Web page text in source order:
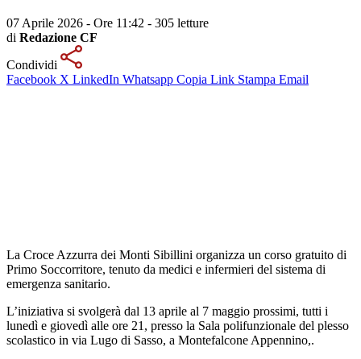
07 Aprile 2026 - Ore 11:42 - 305 letture
di Redazione CF
Condividi
Facebook X LinkedIn Whatsapp Copia Link Stampa Email
La Croce Azzurra dei Monti Sibillini organizza un corso gratuito di
Primo Soccorritore, tenuto da medici e infermieri del sistema di
emergenza sanitario.
L’iniziativa si svolgerà dal 13 aprile al 7 maggio prossimi, tutti i
lunedì e giovedì alle ore 21, presso la Sala polifunzionale del plesso
scolastico in via Lugo di Sasso, a Montefalcone Appennino,.